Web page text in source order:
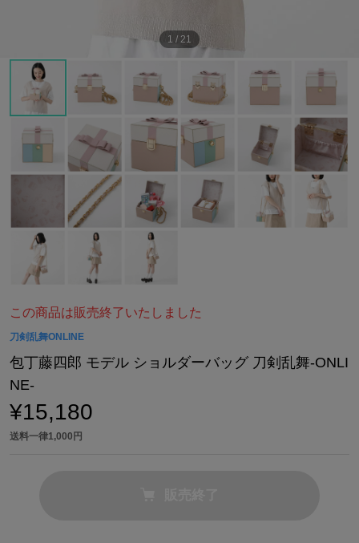
1 / 21
この商品は販売終了いたしました
刀剣乱舞ONLINE
包丁藤四郎 モデル ショルダーバッグ 刀剣乱舞-ONLI
NE-
¥15,180
送料一律1,000円